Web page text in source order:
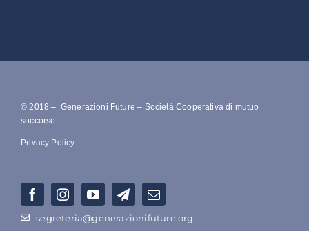
© 2018 – Generazioni Future – Società Cooperativa di mutuo
soccorso
Privacy Policy
segreteria@generazionifuture.org